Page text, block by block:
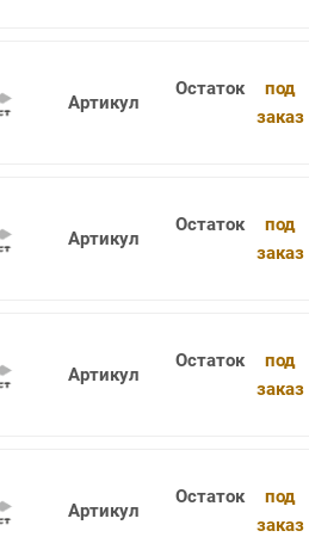
1736SU05C-0600 KDG303
под
заказ
1736SU05C-0605 KDG303
под
заказ
1736SU05C-0610 KDG303
под
заказ
1736SU05C-0510 KDG303
под
заказ